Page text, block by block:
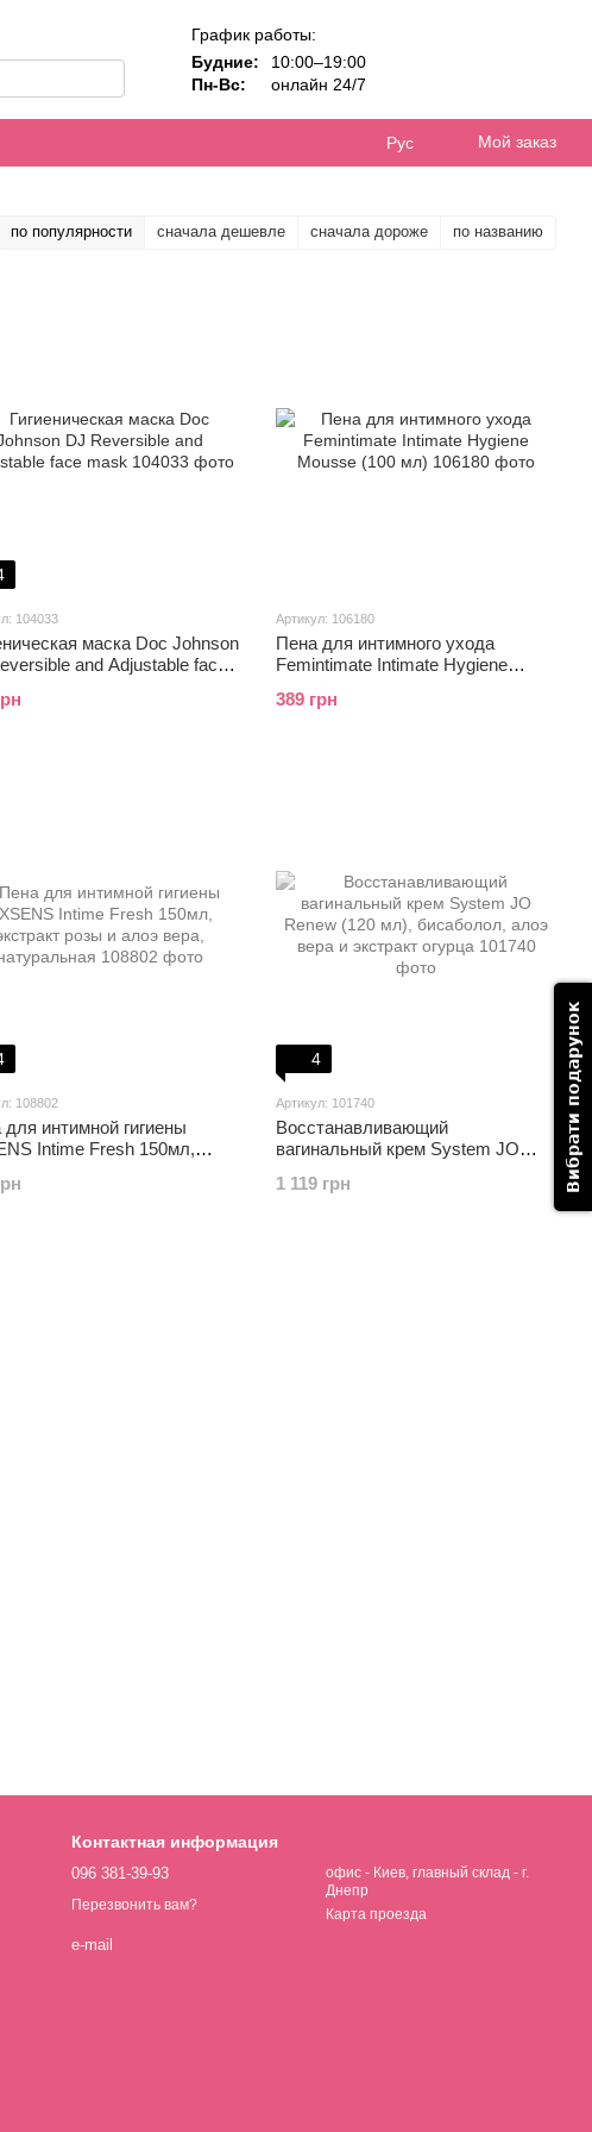
График работы:
Будние:
10:00–19:00
Пн-Вс:
онлайн 24/7
Рус Мой заказ
по популярности сначала дешевле сначала дороже по названию
104033
маска Doc Johnson
and Adjustable face
Артикул: 106180
Пена для интимного ухода
Femintimate Intimate Hygiene
389 грн
108802
интимной гигиены
Intime Fresh 150мл,
4
Артикул: 101740
Восстанавливающий
вагинальный крем System JO
вера и экстракт огурца
1 119 грн
Контактная информация
096 381-39-93
Перезвонить вам?
e-mail
офис - Киев, главный склад - г.
Днепр
Карта проезда
Вибрати подарунок